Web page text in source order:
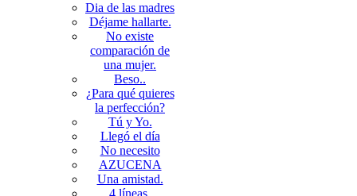
Dia de las madres
Déjame hallarte.
No existe
comparación de
una mujer.
Beso..
¿Para qué quieres
la perfección?
Tú y Yo.
Llegó el día
No necesito
AZUCENA
Una amistad.
4 líneas.